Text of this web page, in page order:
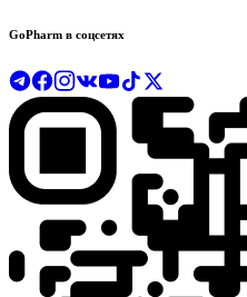
GoPharm в соцсетях